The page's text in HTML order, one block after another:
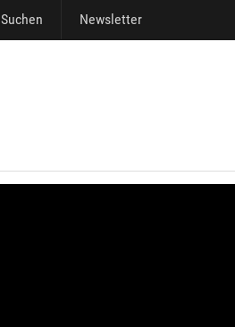
Suchen Newsletter